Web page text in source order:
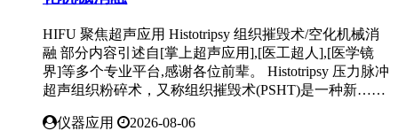
HIFU 聚焦超声应用 Histotripsy 组织摧毁术/空化机械消
融 部分内容引述自[掌上超声应用],[医工超人],[医学镜
界]等多个专业平台,感谢各位前辈。 Histotripsy 压力脉冲
超声组织粉碎术，又称组织摧毁术(PSHT)是一种新……
仪器应用 2026-08-06